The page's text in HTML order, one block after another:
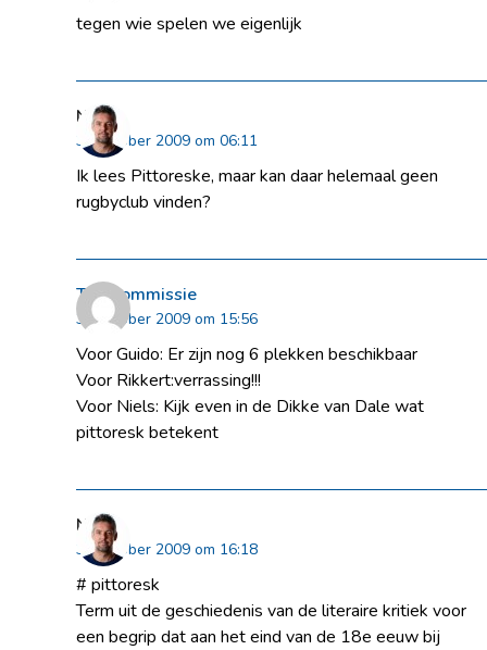
tegen wie spelen we eigenlijk
Niels
30 oktober 2009 om 06:11
Ik lees Pittoreske, maar kan daar helemaal geen
rugbyclub vinden?
Tourcommissie
30 oktober 2009 om 15:56
Voor Guido: Er zijn nog 6 plekken beschikbaar
Voor Rikkert:verrassing!!!
Voor Niels: Kijk even in de Dikke van Dale wat
pittoresk betekent
Niels
30 oktober 2009 om 16:18
# pittoresk
Term uit de geschiedenis van de literaire kritiek voor
een begrip dat aan het eind van de 18e eeuw bij